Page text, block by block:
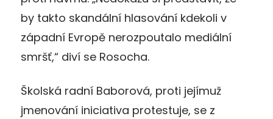
by takto skandální hlasování kdekoli v
západní Evropě nerozpoutalo mediální
smršť,“ diví se Rosocha.
Školská radní Baborová, proti jejímuž
jmenování iniciativa protestuje, se z